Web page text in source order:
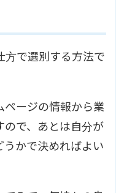
方で選別する方法で
ページの情報から業
ので、あとは自分が
うかで決めればよい